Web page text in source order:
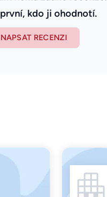
kdo ji ohodnotí.
NAPSAT RECENZI